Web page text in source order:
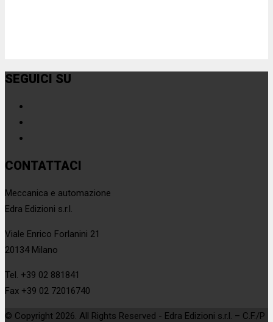
SEGUICI SU
CONTATTACI
Meccanica e automazione
Edra Edizioni s.r.l.
Viale Enrico Forlanini 21
20134 Milano
Tel. +39 02 881841
Fax +39 02 72016740
© Copyright 2026. All Rights Reserved - Edra Edizioni s.r.l. – C.F./P